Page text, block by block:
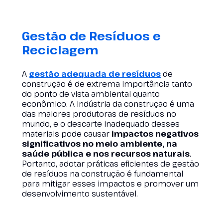
Gestão de Resíduos e
Reciclagem
A gestão adequada de resíduosde
construção é de extrema importância tanto
do ponto de vista ambiental quanto
econômico. A indústria da construção é uma
das maiores produtoras de resíduos no
mundo, e o descarte inadequado desses
materiais pode causar impactos negativos
significativos no meio ambiente, na
saúde pública e nos recursos naturais.
Portanto, adotar práticas eficientes de gestão
de resíduos na construção é fundamental
para mitigar esses impactos e promover um
desenvolvimento sustentável.